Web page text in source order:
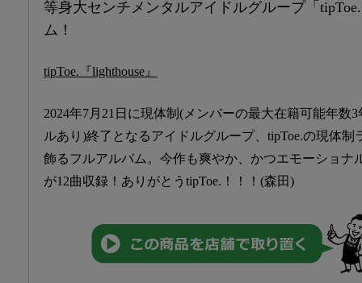
等身大センチメンタルアイドルグループ「
ム！
tipToe.『lighthouse』
2024年7月21日に現体制(メンバーの最大在籍可能年数
ルあり)終了となるアイドルグループ、tipToe.の現体制
飾るフルアルバム。今作も爽やか、かつエモーショナ
が12曲収録！ありがとうtipToe.！！！(森田)